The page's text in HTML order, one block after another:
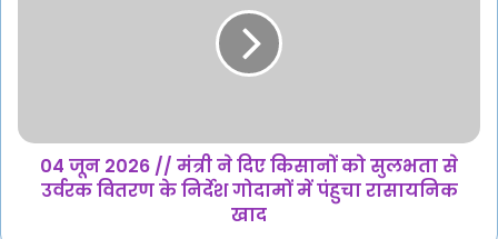
की
गिरफ्तारी
को
सुलभता04 जून 2026 // मंत्री ने दिए किसानों को सुलभता से
उर्वरक वितरण के निर्देश गोदामों में पंहुचा रासायनिक
खाद